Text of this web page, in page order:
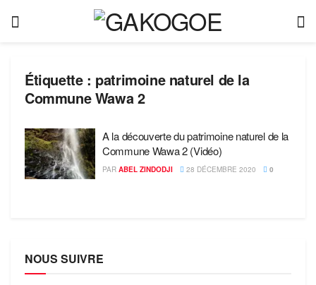
Étiquette : patrimoine naturel de la
Commune Wawa 2
A la découverte du patrimoine naturel de la
Commune Wawa 2 (Vidéo)
PAR ABEL ZINDODJI 28 DÉCEMBRE 2020 0
NOUS SUIVRE